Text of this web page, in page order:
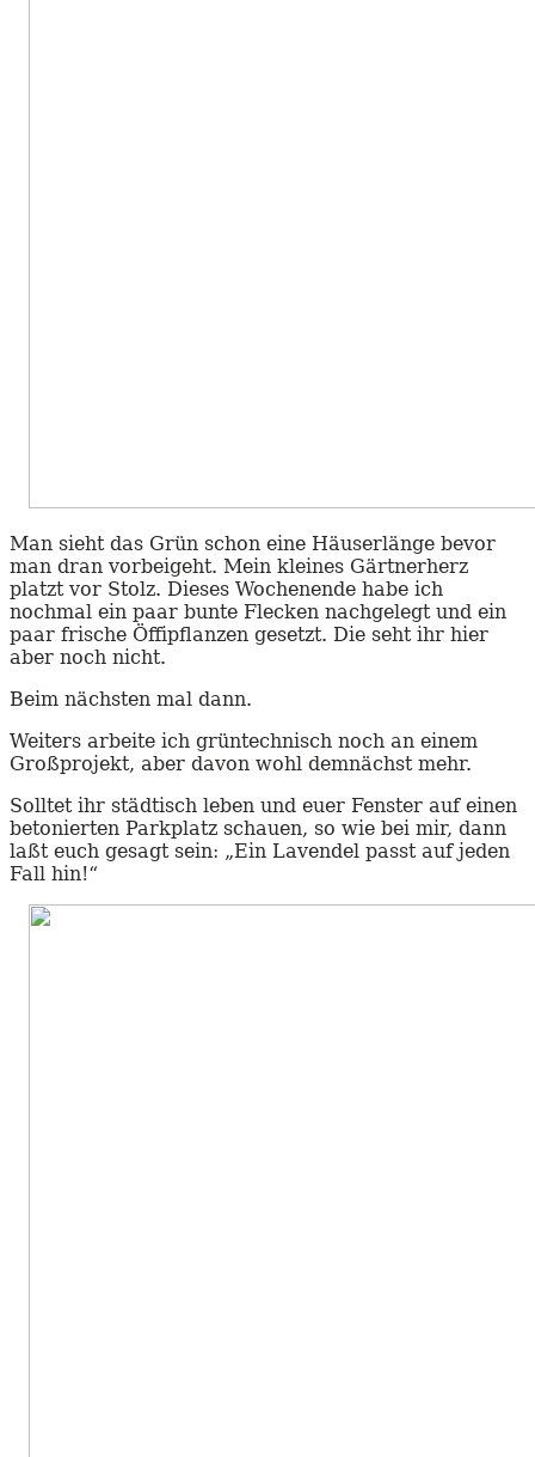
Man sieht das Grün schon eine Häuserlänge bevor
man dran vorbeigeht. Mein kleines Gärtnerherz
platzt vor Stolz. Dieses Wochenende habe ich
nochmal ein paar bunte Flecken nachgelegt und ein
paar frische Öffipflanzen gesetzt. Die seht ihr hier
aber noch nicht.
Beim nächsten mal dann.
Weiters arbeite ich grüntechnisch noch an einem
Großprojekt, aber davon wohl demnächst mehr.
Solltet ihr städtisch leben und euer Fenster auf einen
betonierten Parkplatz schauen, so wie bei mir, dann
laßt euch gesagt sein: „Ein Lavendel passt auf jeden
Fall hin!“